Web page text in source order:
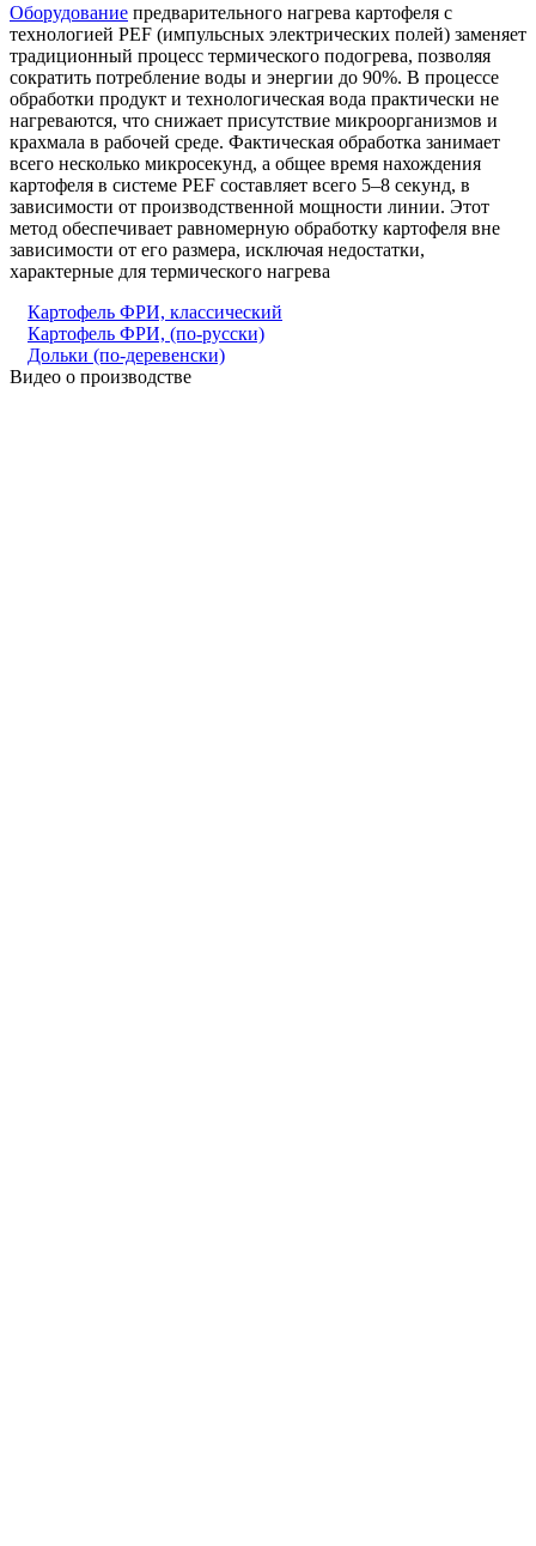
Оборудование предварительного нагрева картофеля с
технологией PEF (импульсных электрических полей) заменяет
традиционный процесс термического подогрева, позволяя
сократить потребление воды и энергии до 90%. В процессе
обработки продукт и технологическая вода практически не
нагреваются, что снижает присутствие микроорганизмов и
крахмала в рабочей среде. Фактическая обработка занимает
всего несколько микросекунд, а общее время нахождения
картофеля в системе PEF составляет всего 5–8 секунд, в
зависимости от производственной мощности линии. Этот
метод обеспечивает равномерную обработку картофеля вне
зависимости от его размера, исключая недостатки,
характерные для термического нагрева
Картофель ФРИ, классический
Картофель ФРИ, (по-русски)
Дольки (по-деревенски)
Видео о производстве